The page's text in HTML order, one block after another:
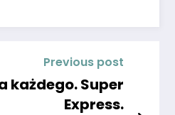
Previous post
każdego. Super
Express.